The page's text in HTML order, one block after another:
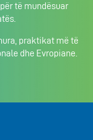
të mundësuar
praktikat më të
dhe Evropiane.